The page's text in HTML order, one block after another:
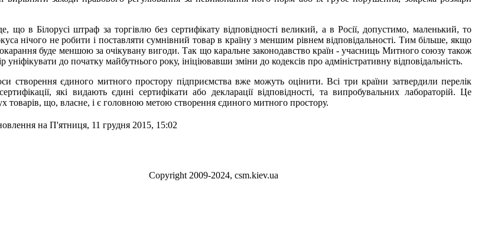
що в Білорусі штраф за торгівлю без сертифікату відповідності великий, а в Росії, допустимо, маленький, то
нічого не робити і поставляти сумнівний товар в країну з меншим рівнем відповідальності. Тим більше, якщо
буде меншою за очікувану вигоди. Так що каральне законодавство країн - учасниць Митного союзу також
уніфікувати до початку майбутнього року, ініціювавши зміни до кодексів про адміністративну відповідальність.
створення єдиного митного простору підприємства вже можуть оцінити. Всі три країни затвердили перелік
які видають єдині сертифікати або декларації відповідності, та випробувальних лабораторій. Це
товарів, що, власне, і є головною метою створення єдиного митного простору.
на П'ятниця, 11 грудня 2015, 15:02
Сopyright 2009-2024, csm.kiev.ua